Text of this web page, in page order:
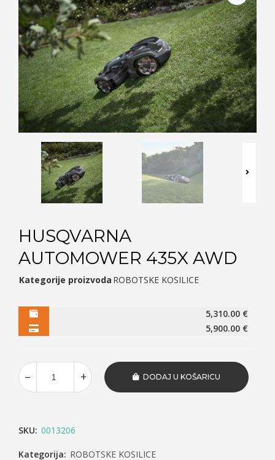
HUSQVARNA
AUTOMOWER 435X AWD
Kategorije proizvoda ROBOTSKE KOSILICE
5,310.00 €
5,900.00 €
DODAJ U KOŠARICU
SKU: 0013206
Kategorija: ROBOTSKE KOSILICE